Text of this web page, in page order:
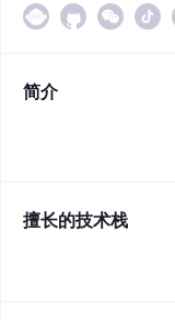
简介
擅长的技术栈